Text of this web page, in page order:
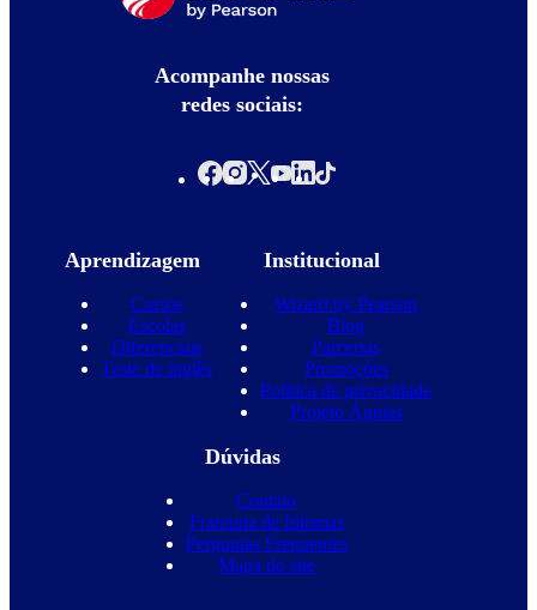
Acompanhe nossas
redes sociais:
Aprendizagem
Cursos
Escolas
Diferenciais
Teste de inglês
Institucional
Wizard by Pearson
Blog
Parcerias
Promoções
Política de privacidade
Projeto Águias
Dúvidas
Contato
Franquia de Idiomas
Perguntas Frequentes
Mapa do site